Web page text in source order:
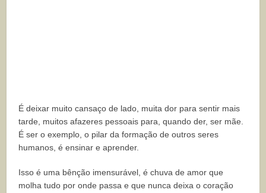
É deixar muito cansaço de lado, muita dor para sentir mais
tarde, muitos afazeres pessoais para, quando der, ser mãe.
É ser o exemplo, o pilar da formação de outros seres
humanos, é ensinar e aprender.
Isso é uma bênção imensurável, é chuva de amor que
molha tudo por onde passa e que nunca deixa o coração